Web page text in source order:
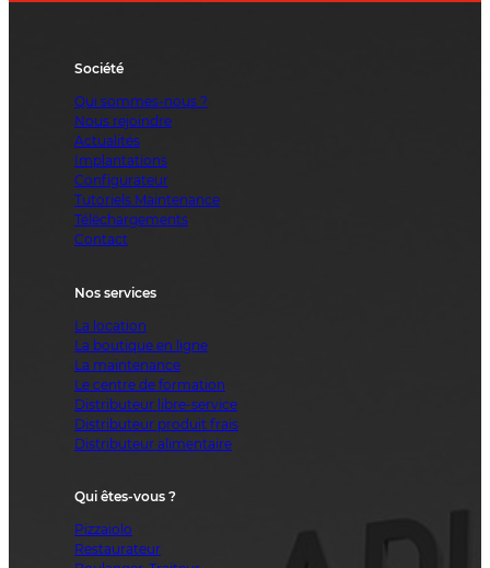
Société
Qui sommes-nous ?
Nous rejoindre
Actualités
Implantations
Configurateur
Tutoriels Maintenance
Téléchargements
Contact
Nos services
La location
La boutique en ligne
La maintenance
Le centre de formation
Distributeur libre-service
Distributeur produit frais
Distributeur alimentaire
Qui êtes-vous ?
Pizzaiolo
Restaurateur